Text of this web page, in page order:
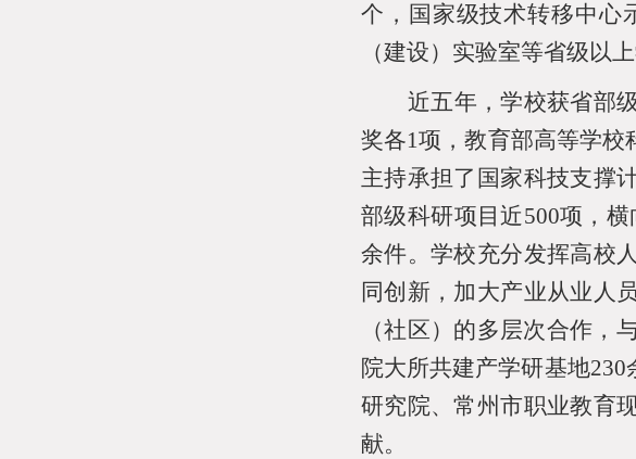
个，国家级技术转移中心
（建设）实验室等省级以
近五年，学校获省部
奖各1项，教育部高等学校
主持承担了国家科技支撑
部级科研项目近500项，横
余件。学校充分发挥高校
同创新，加大产业从业人
（社区）的多层次合作，
院大所共建产学研基地230
研究院、常州市职业教育
献。